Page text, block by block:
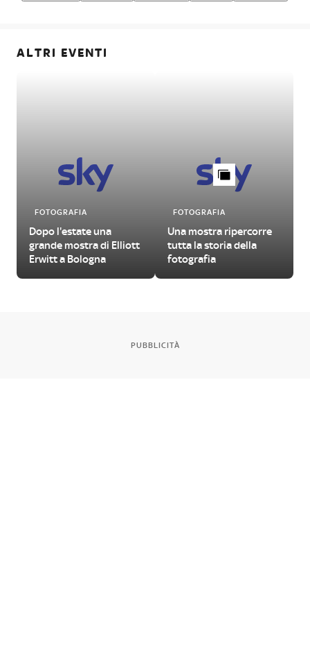
ALTRI EVENTI
FOTOGRAFIA
Dopo l'estate una
grande mostra di Elliott
Erwitt a Bologna
FOTOGRAFIA
Una mostra ripercorre
tutta la storia della
fotografia
PUBBLICITÀ